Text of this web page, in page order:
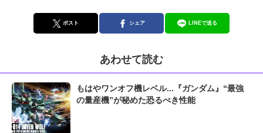
ポスト シェア LINEで送る
あわせて読む
もはやワンオフ機レベル...『ガンダム』“最強
の量産機”が秘めた恐るべき性能